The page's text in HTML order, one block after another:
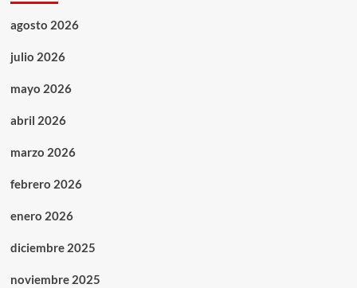
agosto 2026
julio 2026
mayo 2026
abril 2026
marzo 2026
febrero 2026
enero 2026
diciembre 2025
noviembre 2025